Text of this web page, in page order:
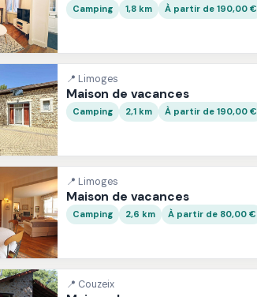
Camping 1,8 km À partir de 190,00 €
📍 Limoges
Maison de vacances
Camping 2,1 km À partir de 190,00 €
📍 Limoges
Maison de vacances
Camping 2,6 km À partir de 80,00 €
📍 Couzeix